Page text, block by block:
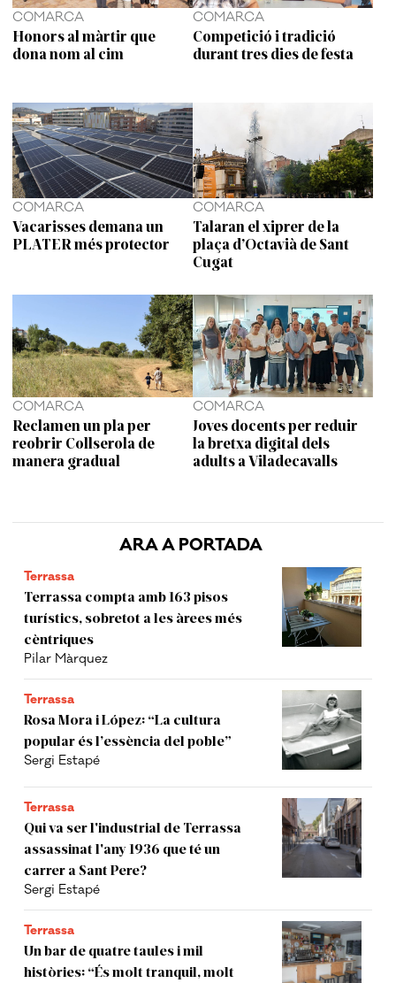
ARA A PORTADA
Terrassa
Terrassa compta amb 163 pisos
turístics, sobretot a les àrees més
cèntriques
Pilar Màrquez
Terrassa
Rosa Mora i López: “La cultura
popular és l’essència del poble”
Sergi Estapé
Terrassa
Qui va ser l'industrial de Terrassa
assassinat l'any 1936 que té un
carrer a Sant Pere?
Sergi Estapé
Terrassa
Un bar de quatre taules i mil
històries: “És molt tranquil, molt
COMARCA
Honors al màrtir que
dona nom al cim
COMARCA
Competició i tradició
durant tres dies de festa
COMARCA
Vacarisses demana un
PLATER més protector
COMARCA
Talaran el xiprer de la
plaça d’Octavià de Sant
Cugat
COMARCA
Reclamen un pla per
reobrir Collserola de
manera gradual
COMARCA
Joves docents per reduir
la bretxa digital dels
adults a Viladecavalls